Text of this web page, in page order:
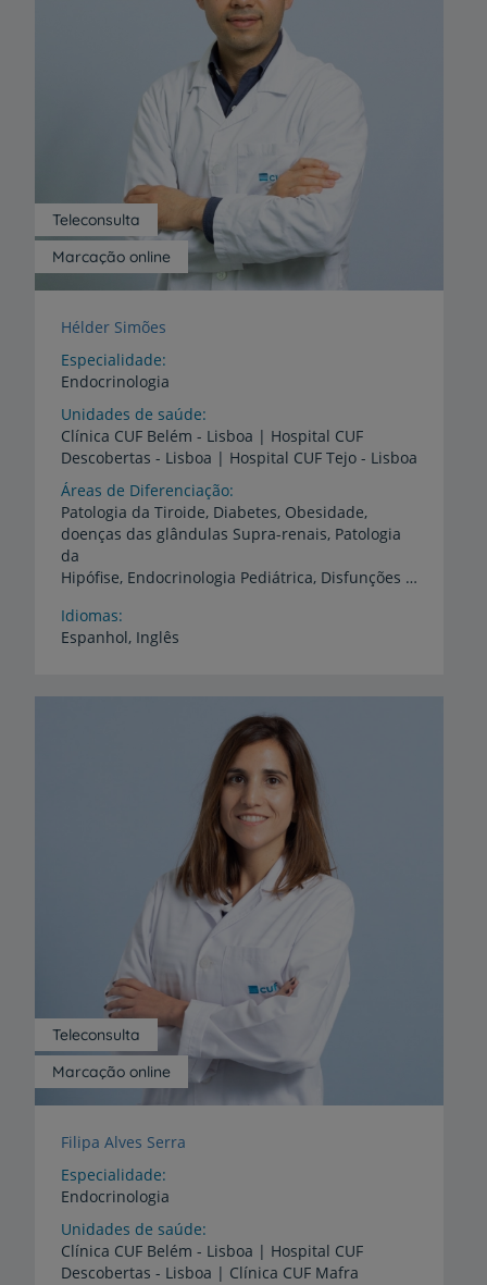
Marcação online
Teleconsulta
Hélder Simões
Especialidade
Endocrinologia
Unidades de saúde
Clínica CUF Belém - Lisboa | Hospital CUF
Descobertas - Lisboa | Hospital CUF Tejo - Lisboa
Áreas de Diferenciação
Patologia da Tiroide, Diabetes, Obesidade,
doenças das glândulas Supra-renais, Patologia
da
Hipófise, Endocrinologia Pediátrica, Disfunções Hormonais Sexuais Masculinas, Metabolismo do Cálcio, Citologia da Tiroide
Idiomas
Espanhol, Inglês
Marcação online
Teleconsulta
Filipa Alves Serra
Especialidade
Endocrinologia
Unidades de saúde
Clínica CUF Belém - Lisboa | Hospital CUF
Descobertas - Lisboa | Clínica CUF Mafra